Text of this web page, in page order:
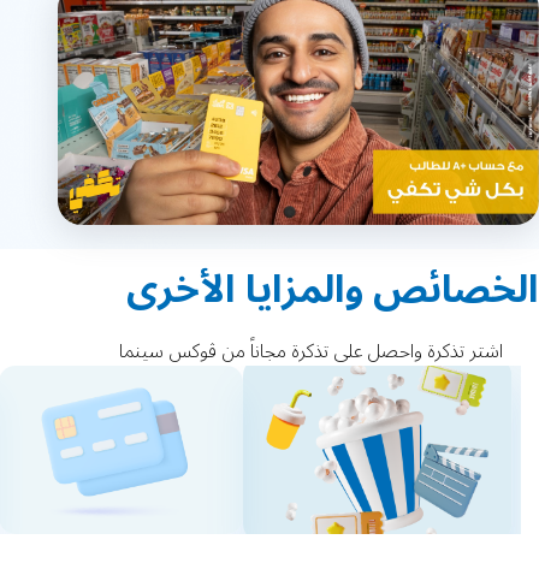
الخصائص والمزايا الأخرى
اشتر تذكرة واحصل على تذكرة مجاناً من ڤوكس سينما
بطاقة مسبقة الدفع مجاناً (سنتين)
عروضوخصومات خاصة على مدار السنة